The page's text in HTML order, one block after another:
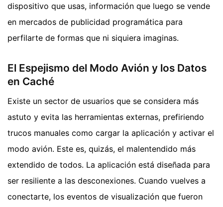
dispositivo que usas, información que luego se vende
en mercados de publicidad programática para
perfilarte de formas que ni siquiera imaginas.
El Espejismo del Modo Avión y los Datos
en Caché
Existe un sector de usuarios que se considera más
astuto y evita las herramientas externas, prefiriendo
trucos manuales como cargar la aplicación y activar el
modo avión. Este es, quizás, el malentendido más
extendido de todos. La aplicación está diseñada para
ser resiliente a las desconexiones. Cuando vuelves a
conectarte, los eventos de visualización que fueron